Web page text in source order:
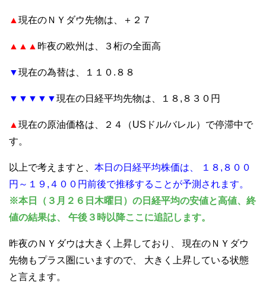
▲ 現在のＮＹダウ先物は、＋２７
▲▲▲ 昨夜の欧州は、３桁の全面高
▼現在の為替は、１１０.８８
▼▼▼▼▼現在の日経平均先物は、１８,８３０円
▲ 現在の原油価格は、２４（USドル/バレル）で停滞中で
す。
以上で考えますと、 本日の日経平均株価は、
１８,８００
円～１９,４００円前後で推移することが予測されます。
※本日（３月２６日木曜日）の日経平均の安値と高値、終
値の結果は、
午後３時以降ここに追記します。
昨夜のＮＹダウは大きく上昇しており、
現在のＮＹダウ
先物もプラス圏にいますので、
大きく上昇している状態
と言えます。